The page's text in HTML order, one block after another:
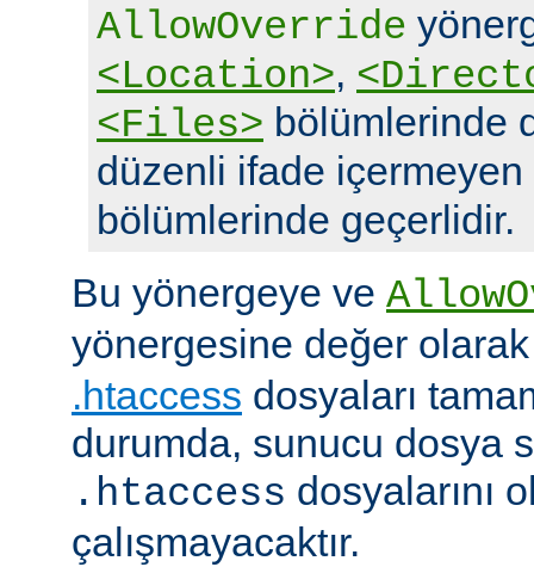
AllowOverride
<Location>,
<Files> bölümlerinde
düzenli ifade içermeyen
bölümlerinde geçerlidir.
Bu yönergeye ve
yönergesine değer
.htaccess dosyaları
durumda, sunucu dosya
.htaccess dosyalarını
çalışmayacaktır.